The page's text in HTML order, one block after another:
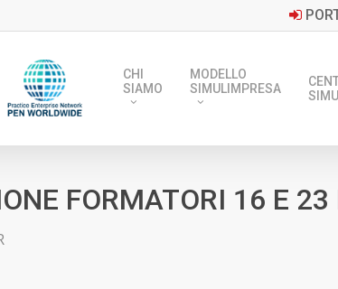
CHI
SIAMO
MODELLO
SIMULIMPRESA
FORMATORI 16 E